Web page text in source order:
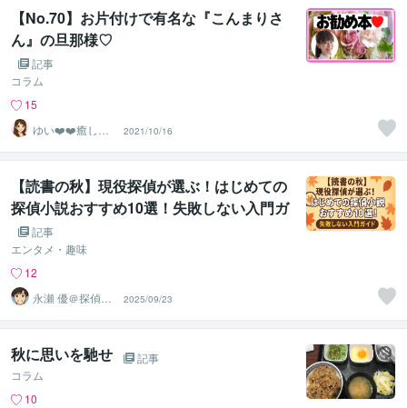
【No.70】お片付けで有名な『こんまりさ
ん』の旦那様♡
記事
コラム
15
ゆい❤️❤️癒しの
心友
2021/10/16
【読書の秋】現役探偵が選ぶ！はじめての
探偵小説おすすめ10選！失敗しない入門ガ
イド記事
エンタメ・趣味
12
永瀬 優＠探偵×
ライター
2025/09/23
秋に思いを馳せ
記事
コラム
10